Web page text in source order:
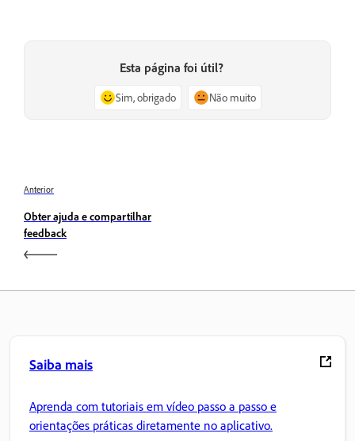
Esta página foi útil?
Sim, obrigado Não muito
Anterior
Obter ajuda e compartilhar
feedback
Saiba mais
Aprenda com tutoriais em vídeo passo a passo e
orientações práticas diretamente no aplicativo.